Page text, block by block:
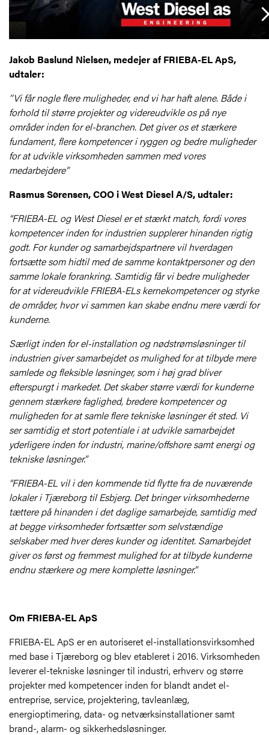
Jakob Baslund Nielsen, medejer af FRIEBA-EL ApS,
udtaler:
’’Vi får nogle flere muligheder, end vi har haft alene. Både i
forhold til større projekter og videreudvikle os på nye
områder inden for el-branchen. Det giver os et stærkere
fundament, flere kompetencer i ryggen og bedre muligheder
for at udvikle virksomheden sammen med vores
medarbejdere”
Rasmus Sørensen, COO i West Diesel A/S, udtaler:
“FRIEBA-EL og West Diesel er et stærkt match, fordi vores
kompetencer inden for industrien supplerer hinanden rigtig
godt. For kunder og samarbejdspartnere vil hverdagen
fortsætte som hidtil med de samme kontaktpersoner og den
samme lokale forankring. Samtidig får vi bedre muligheder
for at videreudvikle FRIEBA-ELs kernekompetencer og styrke
de områder, hvor vi sammen kan skabe endnu mere værdi for
kunderne.
Særligt inden for el-installation og nødstrømsløsninger til
industrien giver samarbejdet os mulighed for at tilbyde mere
samlede og fleksible løsninger, som i høj grad bliver
efterspurgt i markedet. Det skaber større værdi for kunderne
gennem stærkere faglighed, bredere kompetencer og
muligheden for at samle flere tekniske løsninger ét sted. Vi
ser samtidig et stort potentiale i at udvikle samarbejdet
yderligere inden for industri, marine/offshore samt energi og
tekniske løsninger.”
“FRIEBA-EL vil i den kommende tid flytte fra de nuværende
lokaler i Tjæreborg til Esbjerg. Det bringer virksomhederne
tættere på hinanden i det daglige samarbejde, samtidig med
at begge virksomheder fortsætter som selvstændige
selskaber med hver deres kunder og identitet. Samarbejdet
giver os først og fremmest mulighed for at tilbyde kunderne
endnu stærkere og mere komplette løsninger.”
Om FRIEBA-EL ApS
FRIEBA-EL ApS er en autoriseret el-installationsvirksomhed
med base i Tjæreborg og blev etableret i 2016. Virksomheden
leverer el-tekniske løsninger til industri, erhverv og større
projekter med kompetencer inden for blandt andet el-
entreprise, service, projektering, tavleanlæg,
energioptimering, data- og netværksinstallationer samt
brand-, alarm- og sikkerhedsløsninger.